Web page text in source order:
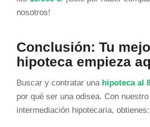
nosotros!
Conclusión: Tu
hipoteca empieza
Buscar y contratar una hipoteca al
por qué ser una odisea. Con
intermediación hipotecaria, obtienes: